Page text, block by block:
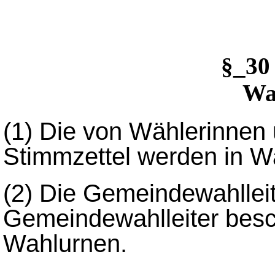
(1) Die von
Stimmzettel werden in
(2) Die
Gemeindewahlleiter
Wahlurnen.